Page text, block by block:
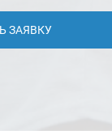
ЗАЯВКУ